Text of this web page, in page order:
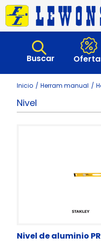
Pasar al contenido
Buscar
Inicio Herram manual
Nivel
Nivel de aluminio